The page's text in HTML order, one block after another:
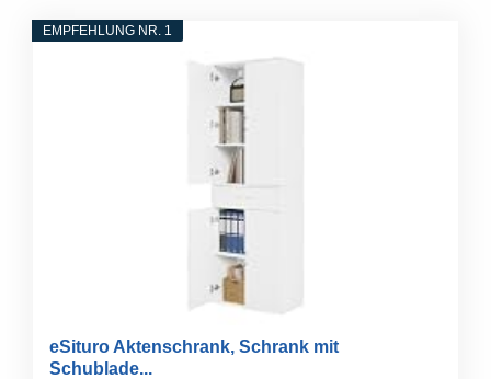
EMPFEHLUNG NR. 1
eSituro Aktenschrank, Schrank mit
Schublade...